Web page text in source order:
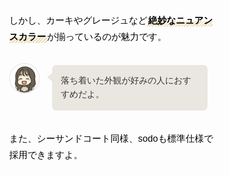
しかし、カーキやグレージュなど絶妙なニュアン
スカラーが揃っているのが魅力です。
落ち着いた外観が好みの人におす
すめだよ。
また、シーサンドコート同様、sodoも標準仕様で
採用できますよ。